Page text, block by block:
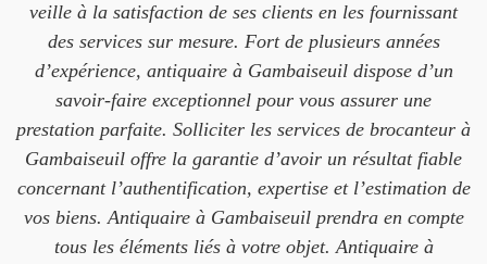
veille à la satisfaction de ses clients en les fournissant
des services sur mesure. Fort de plusieurs années
d’expérience, antiquaire à Gambaiseuil dispose d’un
savoir-faire exceptionnel pour vous assurer une
prestation parfaite. Solliciter les services de brocanteur à
Gambaiseuil offre la garantie d’avoir un résultat fiable
concernant l’authentification, expertise et l’estimation de
vos biens. Antiquaire à Gambaiseuil prendra en compte
tous les éléments liés à votre objet. Antiquaire à